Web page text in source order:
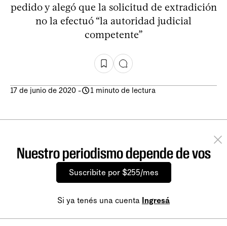
pedido y alegó que la solicitud de extradición
no la efectuó “la autoridad judicial
competente”
17 de junio de 2020 - 1 minuto de lectura
Nuestro periodismo depende de vos
Suscribite por $255/mes
Si ya tenés una cuenta Ingresá